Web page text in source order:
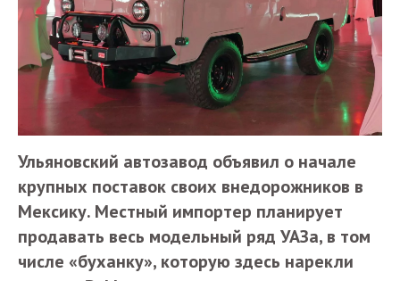
Ульяновский автозавод объявил о начале
крупных поставок своих внедорожников в
Мексику. Местный импортер планирует
продавать весь модельный ряд УАЗа, в том
числе «буханку», которую здесь нарекли